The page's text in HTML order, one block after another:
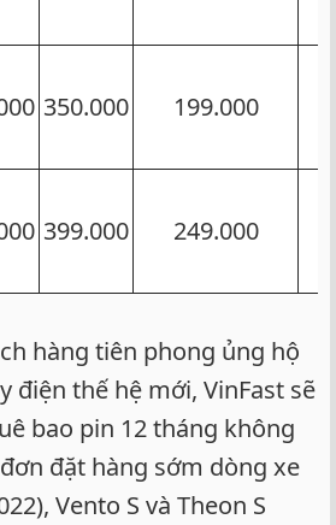
350.000​ 199.000​
399.000​ 249.000​
hàng tiên phong ủng hộ
điện thế hệ mới, VinFast sẽ
bao pin 12 tháng không
đặt hàng sớm dòng xe
Vento S và Theon S